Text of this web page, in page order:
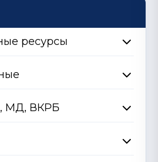
ресурсы
МД, ВКРБ